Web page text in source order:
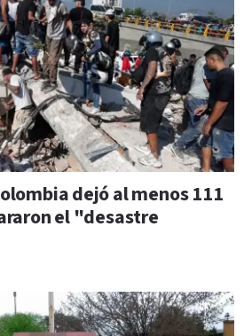
dejó al menos 111
el "desastre